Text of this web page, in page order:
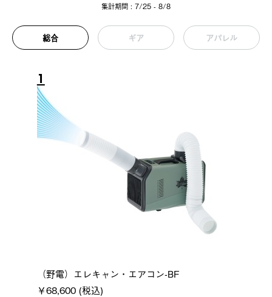
集計期間 : 7/25 - 8/8
総合 ギア アパレル
1
（野電）エレキャン・エアコン-BF
￥68,600 (税込)